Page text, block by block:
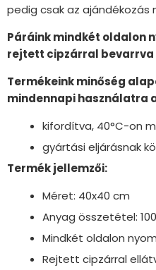
pedig csak az ajándékozás
Páráink mindkét oldalon
rejtett cipzárral bevarrva
Termékeink minőség
mindennapi használatra
kifordítva, 40°C-on
gyártási eljárásnak
Termék jellemzői:
Méret: 40x40 cm
Anyag összetétel:
Mindkét oldalon
Rejtett cipzárral